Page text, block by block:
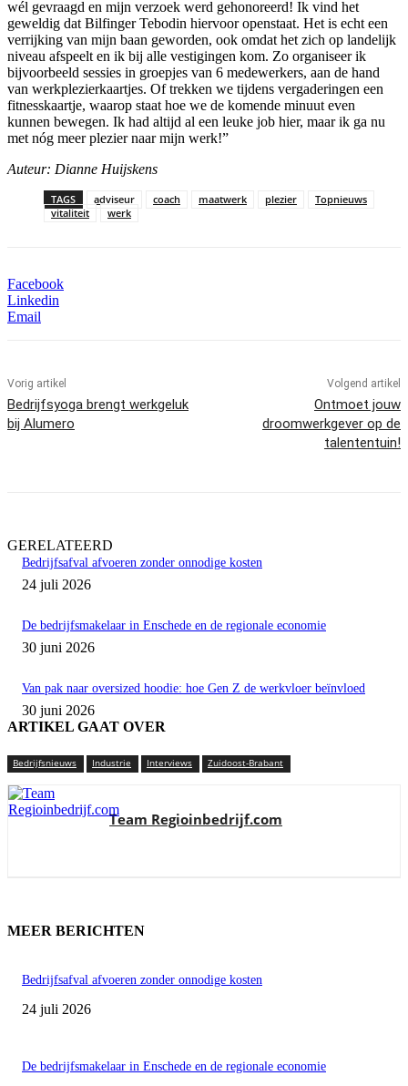
wél gevraagd en mijn verzoek werd gehonoreerd! Ik vind het
geweldig dat Bilfinger Tebodin hiervoor openstaat. Het is echt een
verrijking van mijn baan geworden, ook omdat het zich op landelijk
niveau afspeelt en ik bij alle vestigingen kom. Zo organiseer ik
bijvoorbeeld sessies in groepjes van 6 medewerkers, aan de hand
van werkplezierkaartjes. Of trekken we tijdens vergaderingen een
fitnesskaartje, waarop staat hoe we de komende minuut even
kunnen bewegen. Ik had altijd al een leuke job hier, maar ik ga nu
met nóg meer plezier naar mijn werk!”
Auteur: Dianne Huijskens
TAGS adviseur coach maatwerk plezier
Topnieuws
vitaliteit
werk
Facebook
Linkedin
Email
Vorig artikel
Bedrijfsyoga brengt werkgeluk
bij Alumero
Volgend artikel
Ontmoet jouw
droomwerkgever op de
talententuin!
GERELATEERD
Bedrijfsafval afvoeren zonder onnodige kosten
24 juli 2026
De bedrijfsmakelaar in Enschede en de regionale economie
30 juni 2026
Van pak naar oversized hoodie: hoe Gen Z de werkvloer beïnvloed
30 juni 2026
ARTIKEL GAAT OVER
Bedrijfsnieuws Industrie Interviews Zuidoost-Brabant
Team Regioinbedrijf.com
MEER BERICHTEN
Bedrijfsafval afvoeren zonder onnodige kosten
24 juli 2026
De bedrijfsmakelaar in Enschede en de regionale economie